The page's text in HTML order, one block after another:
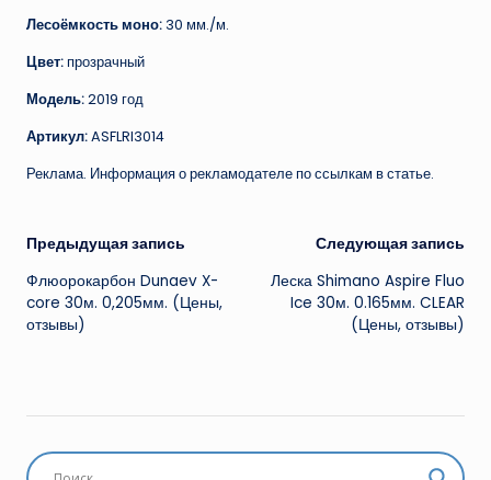
Лесоёмкость моно: 30 мм./м.
Цвет:прозрачный
Модель:2019 год
Артикул:ASFLRI3014
Реклама. Информация о рекламодателе по ссылкам в статье.
Навигация
записи
Предыдущая запись
Флюорокарбон Dunaev X-
core 30м. 0,205мм. (Цены,
отзывы)
Следующая запись
Леска Shimano Aspire Fluo
Ice 30м. 0.165мм. CLEAR
(Цены, отзывы)